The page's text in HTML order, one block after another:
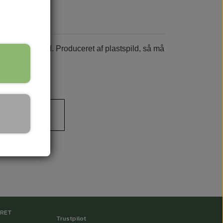
at falde ud. Produceret af plastspild, så må
Trustpilot